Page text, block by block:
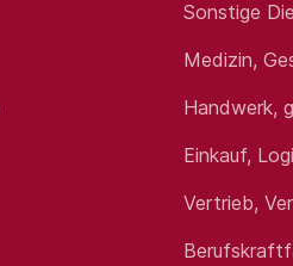
Sonstige
Medizin,
Handwerk,
Einkauf,
Vertrieb,